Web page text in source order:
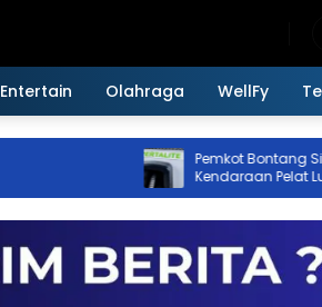
Entertain Olahraga WellFy
Pemkot Bontang Siapkan
Kendaraan Pelat Luar Tak Bisa
Subsidi